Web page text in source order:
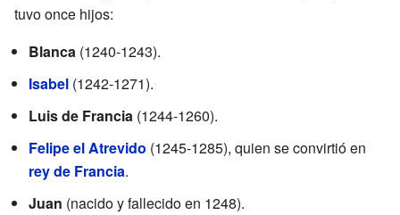
tuvo once hijos:
Blanca (1240-1243).
Isabel (1242-1271).
Luis de Francia (1244-1260).
Felipe el Atrevido (1245-1285), quien se convirtió en
rey de Francia.
Juan (nacido y fallecido en 1248).